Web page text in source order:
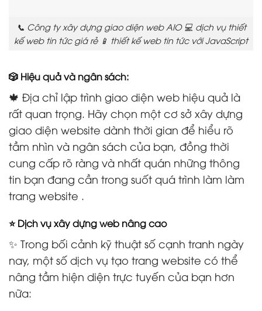
📞 Công ty xây dựng giao diện web AIO 💻 dịch vụ thiết
kế web tin tức giá rẻ 📱 thiết kế web tin tức với JavaScript
🎲 Hiệu quả và ngân sách:
🍁 Địa chỉ lập trình giao diện web hiệu quả là
rất quan trọng. Hãy chọn một cơ sở xây dựng
giao diện website dành thời gian để hiểu rõ
tầm nhìn và ngân sách của bạn, đồng thời
cung cấp rõ ràng và nhất quán những thông
tin bạn đang cần trong suốt quá trình làm làm
trang website .
⭐ Dịch vụ xây dựng web nâng cao
✨ Trong bối cảnh kỹ thuật số cạnh tranh ngày
nay, một số dịch vụ tạo trang website có thể
nâng tầm hiện diện trực tuyến của bạn hơn
nữa: